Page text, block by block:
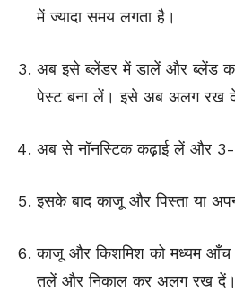
में ज्यादा समय लगता है।
अब इसे ब्लेंडर में डालें और ब्लेंड
पेस्ट बना लें। इसे अब अलग रख
अब से नॉनस्टिक कढ़ाई लें और 3-
इसके बाद काजू और पिस्ता या
काजू और किशमिश को मध्यम आँच
तलें और निकाल कर अलग रख दें।